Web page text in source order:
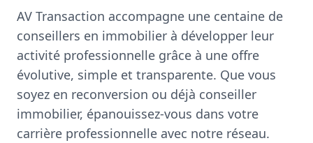
AV Transaction accompagne une centaine de
conseillers en immobilier à développer leur
activité professionnelle grâce à une offre
évolutive, simple et transparente. Que vous
soyez en reconversion ou déjà conseiller
immobilier, épanouissez-vous dans votre
carrière professionnelle avec notre réseau.